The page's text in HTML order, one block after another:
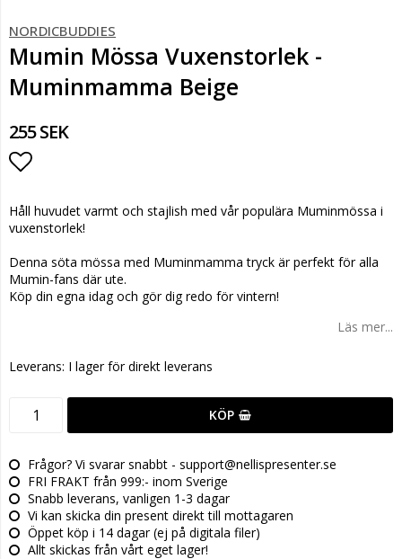
NORDICBUDDIES
Mumin Mössa Vuxenstorlek -
Muminmamma Beige
255 SEK
Lägg till i favoritlistan
Håll huvudet varmt och stajlish med vår populära Muminmössa i
vuxenstorlek!
Denna söta mössa med Muminmamma tryck är perfekt för alla
Mumin-fans där ute.
Köp din egna idag och gör dig redo för vintern!
Läs mer...
Leverans: I lager för direkt leverans
KÖP
Frågor? Vi svarar snabbt - support@nellispresenter.se
FRI FRAKT från 999:- inom Sverige
Snabb leverans, vanligen 1-3 dagar
Vi kan skicka din present direkt till mottagaren
Öppet köp i 14 dagar (ej på digitala filer)
Allt skickas från vårt eget lager!